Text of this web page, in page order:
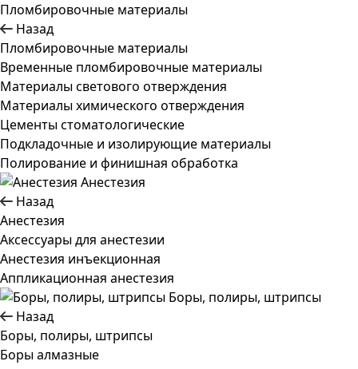
Пломбировочные материалы
Назад
Пломбировочные материалы
Временные пломбировочные материалы
Материалы светового отверждения
Материалы химического отверждения
Цементы стоматологические
Подкладочные и изолирующие материалы
Полирование и финишная обработка
Анестезия
Назад
Анестезия
Аксессуары для анестезии
Анестезия инъекционная
Аппликационная анестезия
Боры, полиры, штрипсы
Назад
Боры, полиры, штрипсы
Боры алмазные